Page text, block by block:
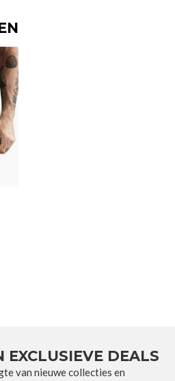
EXCLUSIEVE DEALS
van nieuwe collecties en